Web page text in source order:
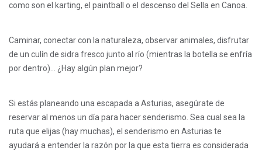
como son el karting, el paintball o el descenso del Sella en Canoa.
Caminar, conectar con la naturaleza, observar animales, disfrutar
de un culín de sidra fresco junto al río (mientras la botella se enfría
por dentro)... ¿Hay algún plan mejor?
Si estás planeando una escapada a Asturias, asegúrate de
reservar al menos un día para hacer senderismo. Sea cual sea la
ruta que elijas (hay muchas), el senderismo en Asturias te
ayudará a entender la razón por la que esta tierra es considerada